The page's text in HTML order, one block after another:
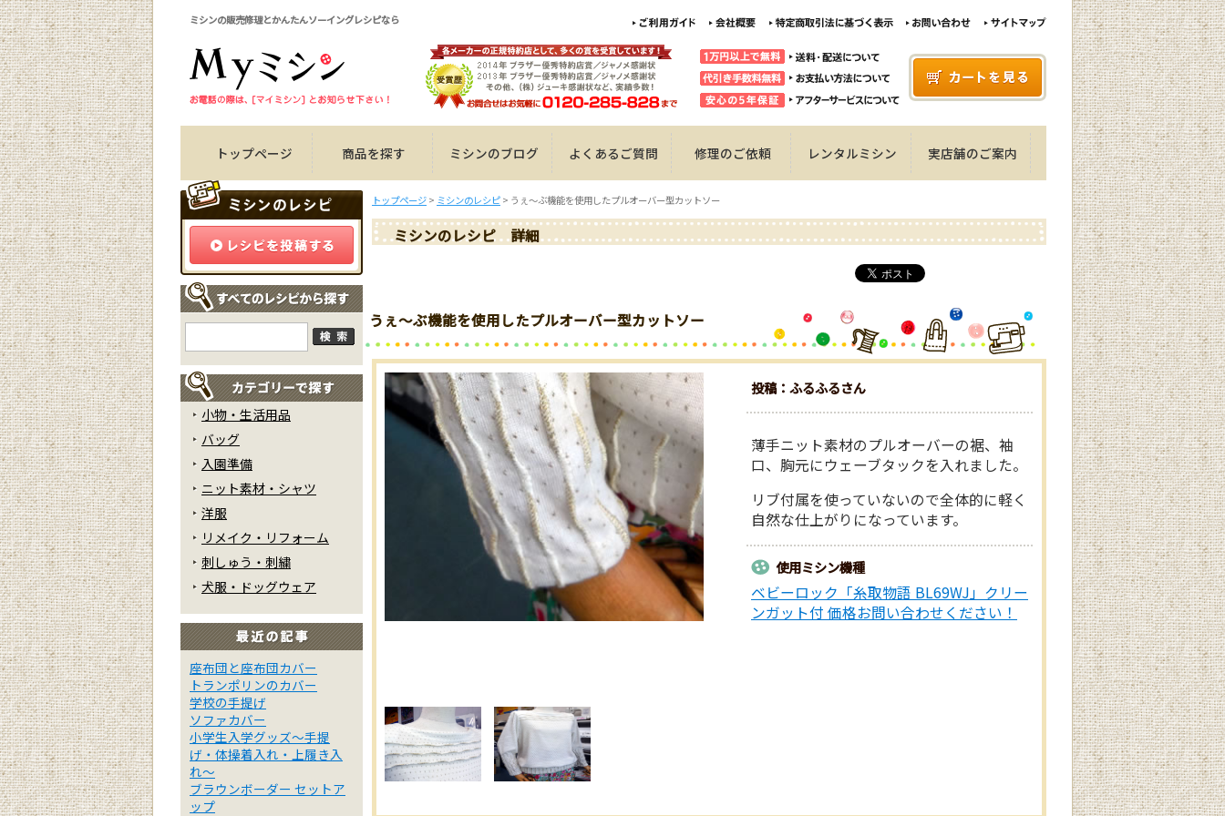
ミシンの販売修理とかんたんソーイングレシピなら
トップページ 商品を探す ミシンのブログ よくあるご質問 修理のご依頼 レンタルミシン 実店舗のご案内
トップページ > ミシンのレシピ > うぇ～ぶ機能を使用したプルオーバー型カットソー
ミシンのレシピ 詳細
うぇ～ぶ機能を使用したプルオーバー型カットソー
投稿：ふるふるさん
薄手ニット素材のプルオーバーの裾、袖
口、胸元にウェーブタックを入れました。
リブ付属を使っていないので全体的に軽く
自然な仕上がりになっています。
使用ミシン機種
ベビーロック「糸取物語 BL69WJ」クリー
ンガット付 価格お問い合わせください！
小物・生活用品
バッグ
入園準備
ニット素材・シャツ
洋服
リメイク・リフォーム
刺しゅう・刺繍
犬服・ドッグウェア
座布団と座布団カバー
トランポリンのカバー
学校の手提げ
ソファカバー
小学生入学グッズ～手提
げ・体操着入れ・上履き入
れ～
ブラウンボーダー セットア
ップ